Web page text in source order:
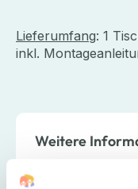
Lieferumfang: 1
inkl.
Weitere